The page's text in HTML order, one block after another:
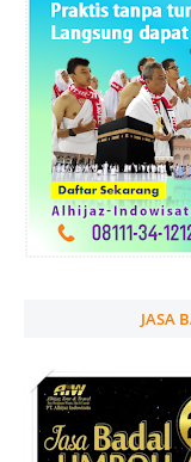
JASA